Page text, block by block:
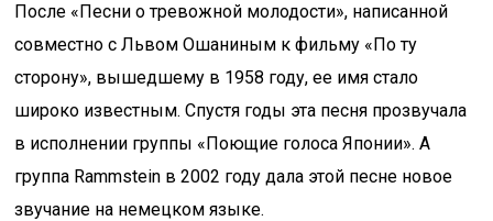
После «Песни о тревожной молодости», написанной
совместно с Львом Ошаниным к фильму «По ту
сторону», вышедшему в 1958 году, ее имя стало
широко известным. Спустя годы эта песня прозвучала
в исполнении группы «Поющие голоса Японии». А
группа Rammstein в 2002 году дала этой песне новое
звучание на немецком языке.